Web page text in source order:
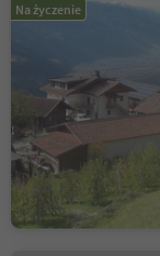
Na życzenie